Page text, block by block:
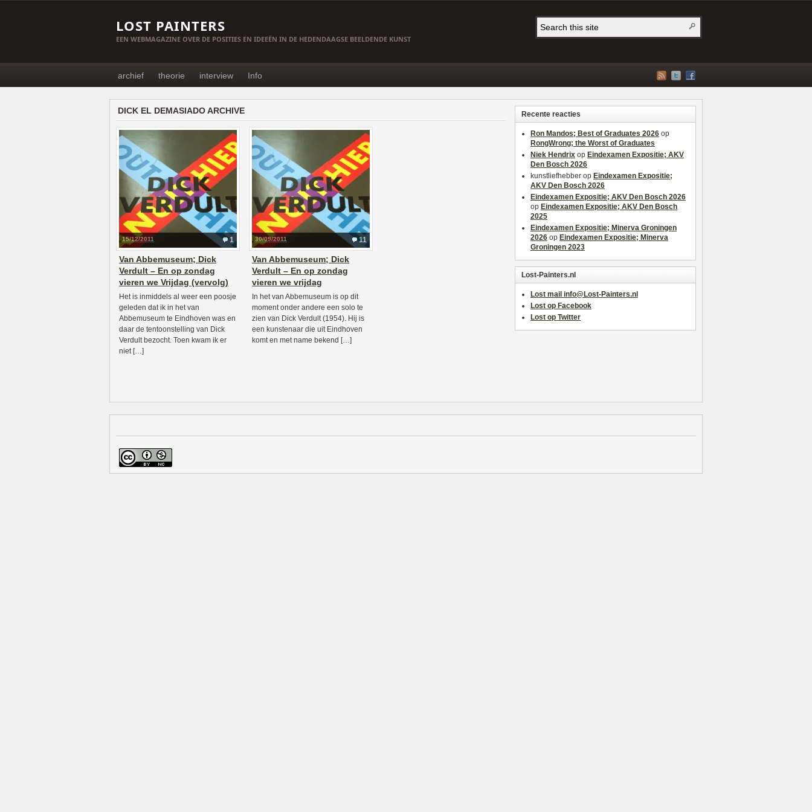
LOST PAINTERS
EEN WEBMAGAZINE OVER DE POSITIES EN IDEEËN IN DE HEDENDAAGSE BEELDENDE KUNST
archief theorie interview Info
DICK EL DEMASIADO ARCHIVE
1
15/12/2011
Van Abbemuseum; Dick
Verdult – En op zondag
vieren we Vrijdag (vervolg)
Het is inmiddels al weer een poosje
geleden dat ik in het van
Abbemuseum te Eindhoven was en
daar de tentoonstelling van Dick
Verdult bezocht. Toen kwam ik er
niet […]
11
30/09/2011
Van Abbemuseum; Dick
Verdult – En op zondag
vieren we vrijdag
In het van Abbemuseum is op dit
moment onder andere een solo te
zien van Dick Verdult (1954). Hij is
een kunstenaar die uit Eindhoven
komt en met name bekend […]
Recente reacties
Ron Mandos; Best of Graduates 2026 op
RongWrong; the Worst of Graduates
Niek Hendrix op Eindexamen Expositie; AKV
Den Bosch 2026
kunstliefhebber op Eindexamen Expositie;
AKV Den Bosch 2026
Eindexamen Expositie; AKV Den Bosch 2026
op Eindexamen Expositie; AKV Den Bosch
2025
Eindexamen Expositie; Minerva Groningen
2026 op Eindexamen Expositie; Minerva
Groningen 2023
Lost-Painters.nl
Lost mail info@Lost-Painters.nl
Lost op Facebook
Lost op Twitter